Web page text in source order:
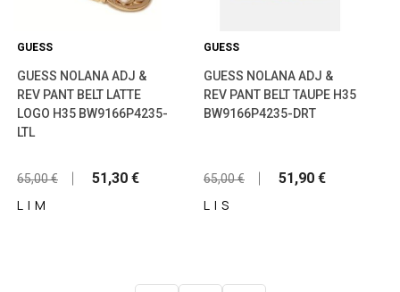
GUESS
GUESS NOLANA ADJ &
REV PANT BELT LATTE
LOGO H35 BW9166P4235-
LTL
65,00 €
51,30 €
L | Μ
GUESS
GUESS NOLANA ADJ &
REV PANT BELT TAUPE H35
BW9166P4235-DRT
65,00 €
51,90 €
L | S